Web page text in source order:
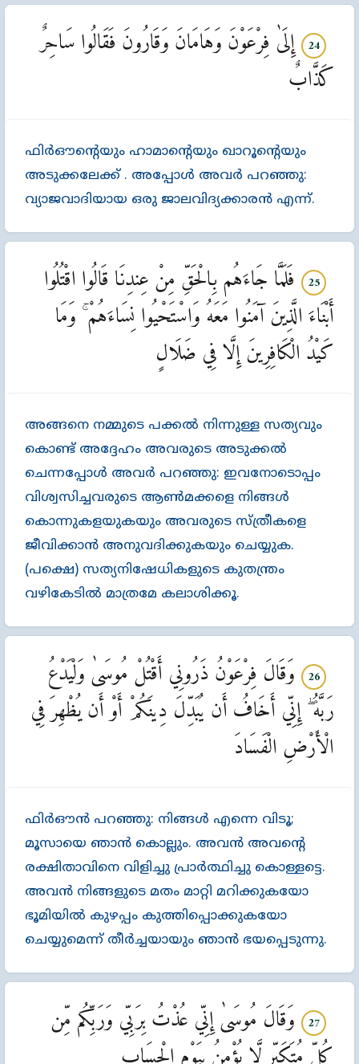
ഫിര്‍ഔന്‍റെയും ഹാമാന്‍റെയും ഖാറൂന്‍റെയും
അടുക്കലേക്ക്‌ . അപ്പോള്‍ അവര്‍ പറഞ്ഞു:
വ്യാജവാദിയായ ഒരു ജാലവിദ്യക്കാരന്‍ എന്ന്‌.
24
إِلَىٰ فِرْعَوْنَ وَهَامَانَ وَقَارُونَ فَقَالُوا سَاحِرٌ
كَذَّابٌ
അങ്ങനെ നമ്മുടെ പക്കല്‍ നിന്നുള്ള സത്യവും
കൊണ്ട്‌ അദ്ദേഹം അവരുടെ അടുക്കല്‍
ചെന്നപ്പോള്‍ അവര്‍ പറഞ്ഞു: ഇവനോടൊപ്പം
വിശ്വസിച്ചവരുടെ ആണ്‍മക്കളെ നിങ്ങള്‍
കൊന്നുകളയുകയും അവരുടെ സ്ത്രീകളെ
ജീവിക്കാന്‍ അനുവദിക്കുകയും ചെയ്യുക.
(പക്ഷെ) സത്യനിഷേധികളുടെ കുതന്ത്രം
വഴികേടില്‍ മാത്രമേ കലാശിക്കൂ.
25
فَلَمَّا جَاءَهُم بِالْحَقِّ مِنْ عِندِنَا قَالُوا اقْتُلُوا
أَبْنَاءَ الَّذِينَ آمَنُوا مَعَهُ وَاسْتَحْيُوا نِسَاءَهُمْ ۚ وَمَا
كَيْدُ الْكَافِرِينَ إِلَّا فِي ضَلَالٍ
ഫിര്‍ഔന്‍ പറഞ്ഞു: നിങ്ങള്‍ എന്നെ വിടൂ;
മൂസായെ ഞാന്‍ കൊല്ലും. അവന്‍ അവന്‍റെ
രക്ഷിതാവിനെ വിളിച്ചു പ്രാര്‍ത്ഥിച്ചു കൊള്ളട്ടെ.
അവന്‍ നിങ്ങളുടെ മതം മാറ്റി മറിക്കുകയോ
ഭൂമിയില്‍ കുഴപ്പം കുത്തിപ്പൊക്കുകയോ
ചെയ്യുമെന്ന്‌ തീര്‍ച്ചയായും ഞാന്‍ ഭയപ്പെടുന്നു.
26
وَقَالَ فِرْعَوْنُ ذَرُونِي أَقْتُلْ مُوسَىٰ وَلْيَدْعُ
رَبَّهُ ۖ إِنِّي أَخَافُ أَن يُبَدِّلَ دِينَكُمْ أَوْ أَن يُظْهِرَ فِي
الْأَرْضِ الْفَسَادَ
27
وَقَالَ مُوسَىٰ إِنِّي عُذْتُ بِرَبِّي وَرَبِّكُم مِّن